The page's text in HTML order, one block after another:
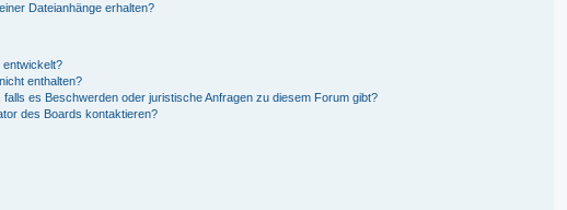
Dateianhänge erhalten?
entwickelt?
enthalten?
es Beschwerden oder juristische Anfragen zu diesem Forum gibt?
des Boards kontaktieren?